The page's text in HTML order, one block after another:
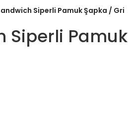
Siperli Pamuk Şapka / Gri
Siperli Pamuk